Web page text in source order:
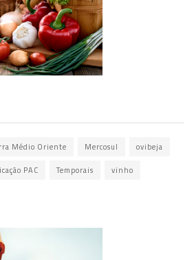
Médio Oriente Mercosul ovibeja
PAC Temporais vinho